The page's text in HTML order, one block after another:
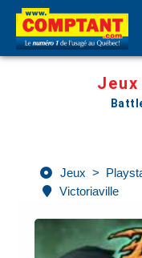
Jeux >
Victoriaville